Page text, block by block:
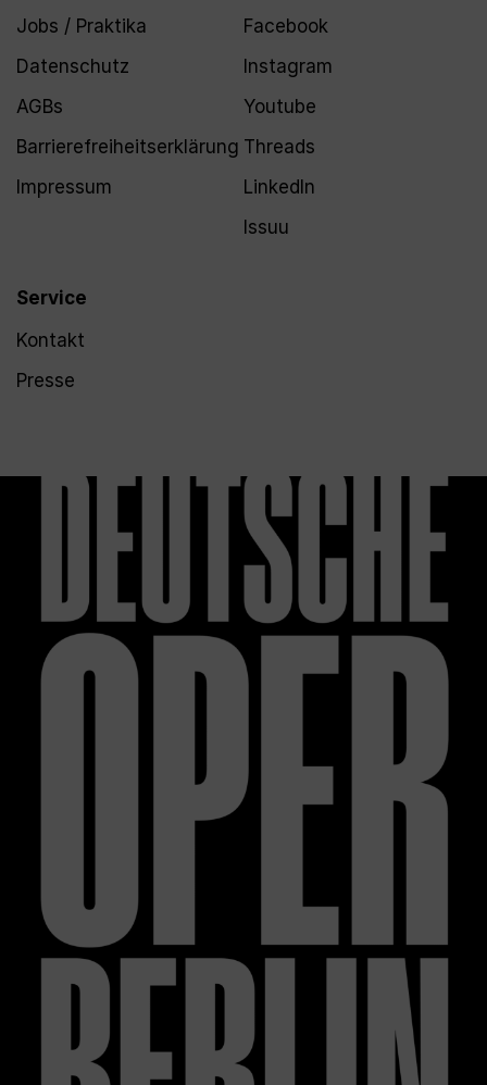
Jobs / Praktika
Datenschutz
AGBs
Barrierefreiheitserklärung
Impressum
Service
Kontakt
Presse
Facebook
Instagram
Youtube
Threads
LinkedIn
Issuu